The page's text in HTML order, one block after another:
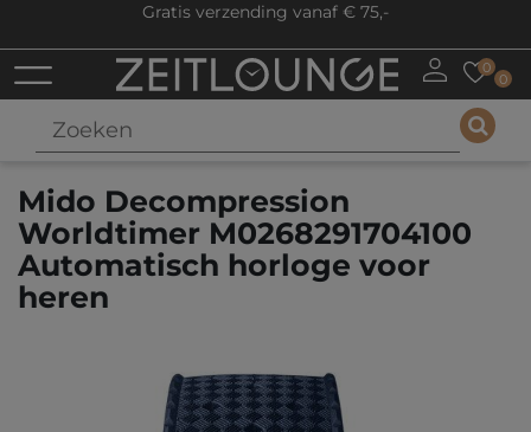
Gratis verzending vanaf € 75,-
0
0
Mido Decompression
Worldtimer M0268291704100
Automatisch horloge voor
heren